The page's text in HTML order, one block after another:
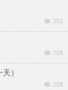
252
208
）
208